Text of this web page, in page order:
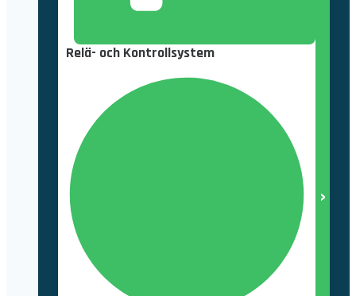
Relä- och Kontrollsystem